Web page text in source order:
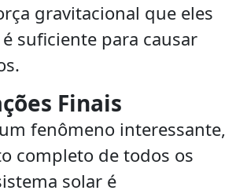
gravitacional que eles
suficiente para causar
Finais
fenômeno interessante,
completo de todos os
solar é